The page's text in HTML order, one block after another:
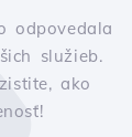
odpovedala
služieb.
ako